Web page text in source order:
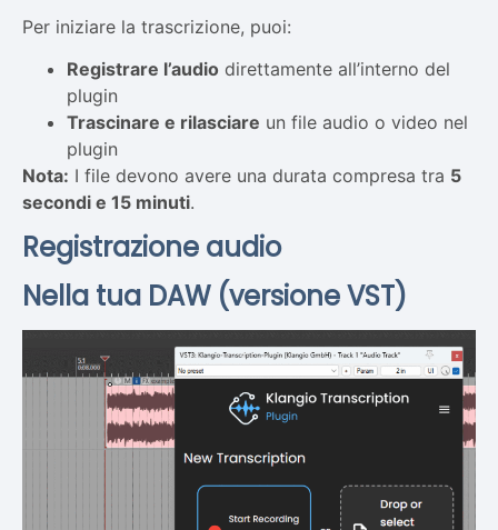
Per iniziare la trascrizione, puoi:
Registrare l’audio direttamente all’interno del
plugin
Trascinare e rilasciare un file audio o video nel
plugin
Nota: I file devono avere una durata compresa tra 5
secondi e 15 minuti.
Registrazione audio
Nella tua DAW (versione VST)